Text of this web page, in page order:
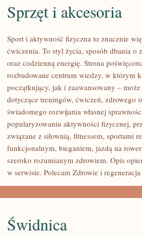
SPRZĘT
AKCESORIA
Sprzęt i akcesoria
Sport i aktywność fizyczna to znacznie
ćwiczenia. To styl życia, sposób dbania o
oraz codzienną energię. Strona
rozbudowane centrum wiedzy, w którym
początkujący, jak i zaawansowany –
dotyczące treningów, ćwiczeń, zdrowego
świadomego rozwijania własnej
popularyzowaniu aktywności fizycznej,
związane z siłownią, fitnessem, sportami
funkcjonalnym, bieganiem, jazdą na
szeroko rozumianym zdrowiem. Opis
w serwisie. Polecam Zdrowie i
Świdnica